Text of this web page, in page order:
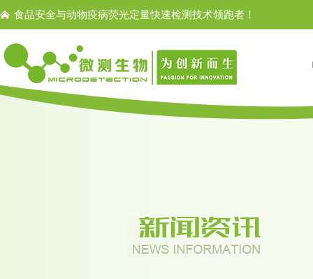
食品安全与动物疫病荧光定量快速检测技术领跑者！